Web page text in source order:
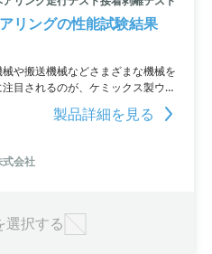
リングの性能試験結果
や搬送機械などさまざまな機械を
目されるのが、ケミックス製ウレ
負荷の条件で行った24時間の走行
た性能を示しました。
製品詳細を見る
会社
選択する